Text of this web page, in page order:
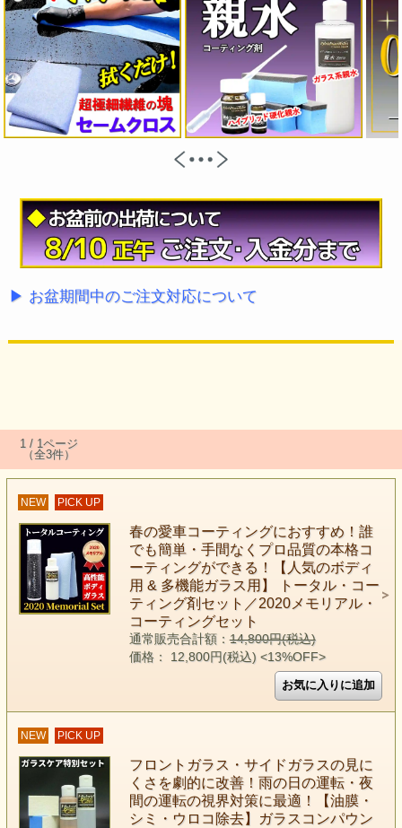
▶ お盆期間中のご注文対応について
1 / 1ページ
（全3件）
NEW PICK UP
春の愛車コーティングにおすすめ！誰
でも簡単・手間なくプロ品質の本格コ
ーティングができる！【人気のボディ
用 & 多機能ガラス用】 トータル・コー
ティング剤セット／2020メモリアル・
コーティングセット
通常販売合計額：14,800円(税込)
価格： 12,800円(税込) <13%OFF>
NEW PICK UP
フロントガラス・サイドガラスの見に
くさを劇的に改善！雨の日の運転・夜
間の運転の視界対策に最適！【油膜・
シミ・ウロコ除去】ガラスコンパウン